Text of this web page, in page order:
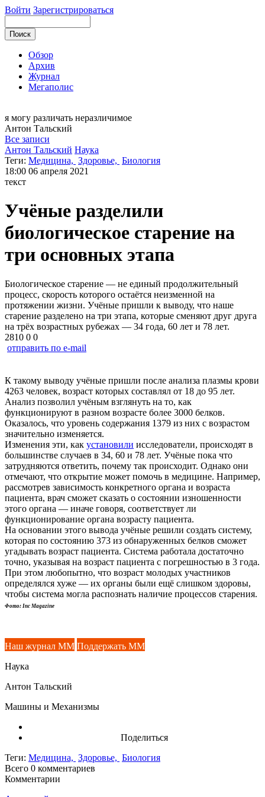
Войти Зарегистрироваться
Обзор
Архив
Журнал
Мегаполис
я могу различать неразличимое
Антон Тальский
Все записи
Антон Тальский Наука
Теги: Медицина, Здоровье, Биология
18:00 06 апреля 2021
текст
Учёные разделили
биологическое старение на
три основных этапа
Биологическое старение — не единый продолжительный
процесс, скорость которого остаётся неизменной на
протяжении жизни. Учёные пришли к выводу, что наше
старение разделено на три этапа, которые сменяют друг друга
на трёх возрастных рубежах — 34 года, 60 лет и 78 лет.
2810 0 0
отправить по e-mail
К такому выводу учёные пришли после анализа плазмы крови
4263 человек, возраст которых составлял от 18 до 95 лет.
Анализ позволил учёным взглянуть на то, как
функционируют в разном возрасте более 3000 белков.
Оказалось, что уровень содержания 1379 из них с возрастом
значительно изменяется.
Изменения эти, как установили исследователи, происходят в
большинстве случаев в 34, 60 и 78 лет. Учёные пока что
затрудняются ответить, почему так происходит. Однако они
отмечают, что открытие может помочь в медицине. Например,
рассмотрев зависимость конкретного органа и возраста
пациента, врач сможет сказать о состоянии изношенности
этого органа — иначе говоря, соответствует ли
функционирование органа возрасту пациента.
На основании этого вывода учёные решили создать систему,
которая по состоянию 373 из обнаруженных белков сможет
угадывать возраст пациента. Система работала достаточно
точно, указывая на возраст пациента с погрешностью в 3 года.
При этом любопытно, что возраст молодых участников
определялся хуже — их органы были ещё слишком здоровы,
чтобы система могла распознать наличие процессов старения.
Фото: Inc Magazine
Наш журнал ММ Поддержать ММ
Наука
Антон Тальский
Машины и Механизмы
Поделиться
Теги: Медицина, Здоровье, Биология
Всего 0 комментариев
Комментарии